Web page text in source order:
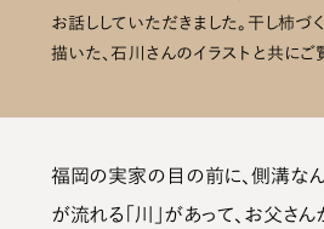
お話ししていただきました。干し柿づ
描いた、石川さんのイラストと共にご
福岡の実家の目の前に、側溝な
が流れる「川」があって、お父さ